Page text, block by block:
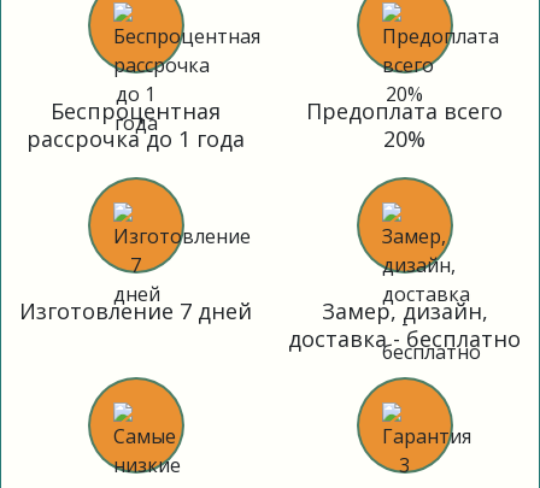
Беспроцентная
рассрочка до 1 года
Предоплата всего
20%
Изготовление 7 дней
Замер, дизайн,
доставка - бесплатно